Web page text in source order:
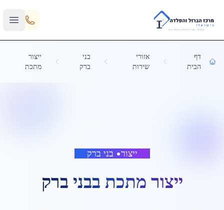
Skip to main content
דף
הבית
אזורי
שירות
בני
ברק
ייצור
מתכת
ייצור• בני ברק
ייצור מתכת בבני ברק